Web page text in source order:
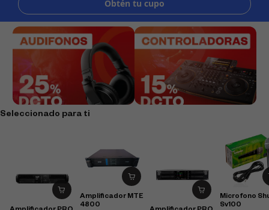
Seleccionado para ti
Amplificador MTE
4800
Microfono
Sv100